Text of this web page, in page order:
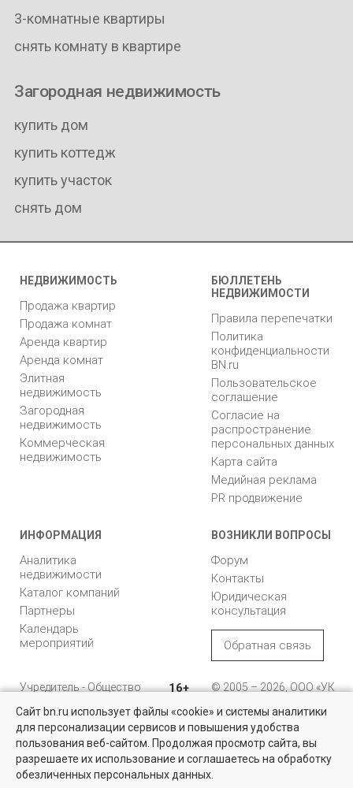
Найти квартиру - это просто!
Выбирайте среди 14 тысяч проверенных вариантов на вторичом
рынке жилья на портале BN.ru
3-комнатные квартиры
снять комнату в квартире
Загородная недвижимость
купить дом
купить коттедж
купить участок
снять дом
НЕДВИЖИМОСТЬ
Продажа квартир
Продажа комнат
Аренда квартир
Аренда комнат
Элитная
недвижимость
Загородная
недвижимость
Коммерческая
недвижимость
БЮЛЛЕТЕНЬ
НЕДВИЖИМОСТИ
Правила перепечатки
Политика
конфиденциальности
BN.ru
Пользовательское
соглашение
Согласие на
распространение
персональных данных
Карта сайта
Медийная реклама
PR продвижение
ИНФОРМАЦИЯ
Аналитика
недвижимости
Каталог компаний
Партнеры
Календарь
мероприятий
ВОЗНИКЛИ ВОПРОСЫ
Форум
Контакты
Юридическая
консультация
Обратная связь
Учредитель - Общество
ответственностью
"Управляющая
компания "Бюллетень
недвижимости"
16+
© 2005 – 2026, ООО «УК
196105, Санкт-
Петербург, пр. Юрия
Гагарина, 1
8 (812) 331-93-56
Сайт bn.ru использует файлы «cookie» и системы аналитики
для персонализации сервисов и повышения удобства
пользования веб-сайтом. Продолжая просмотр сайта, вы
разрешаете их использование и соглашаетесь на обработку
обезличенных персональных данных.